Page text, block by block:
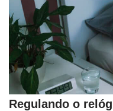
Regulando o